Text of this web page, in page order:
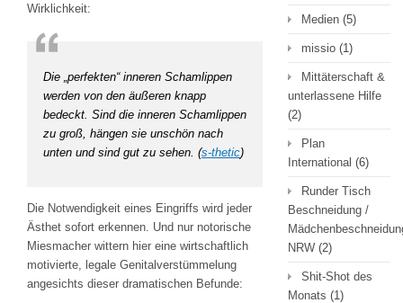
Wirklichkeit:
Die „perfekten“ inneren Schamlippen
werden von den äußeren knapp
bedeckt. Sind die inneren Schamlippen
zu groß, hängen sie unschön nach
unten und sind gut zu sehen. (s-thetic)
Die Notwendigkeit eines Eingriffs wird jeder
Ästhet sofort erkennen. Und nur notorische
Miesmacher wittern hier eine wirtschaftlich
motivierte, legale Genitalverstümmelung
angesichts dieser dramatischen Befunde:
Medien (5)
missio (1)
Mittäterschaft &
unterlassene Hilfe
(2)
Plan
International (6)
Runder Tisch
Beschneidung /
NRW (2)
Shit-Shot des
Monats (1)